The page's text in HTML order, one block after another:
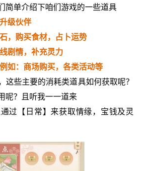
简单介绍下咱们游戏的一些道具
级伙伴
，购买食材，占卜运势
剧情，补充灵力
如：商场购买，各类活动等
这些主要的消耗类道具如何获取呢？
呢？且听我一一道来
过【日常】来获取情缘，宝钱及灵